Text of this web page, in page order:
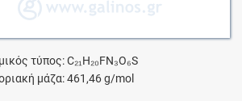
τύπος: C₂₁H₂₀FN₃O₆S
μάζα: 461,46 g/mol